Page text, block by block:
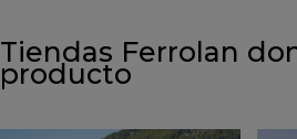
Tiendas Ferrolan
producto